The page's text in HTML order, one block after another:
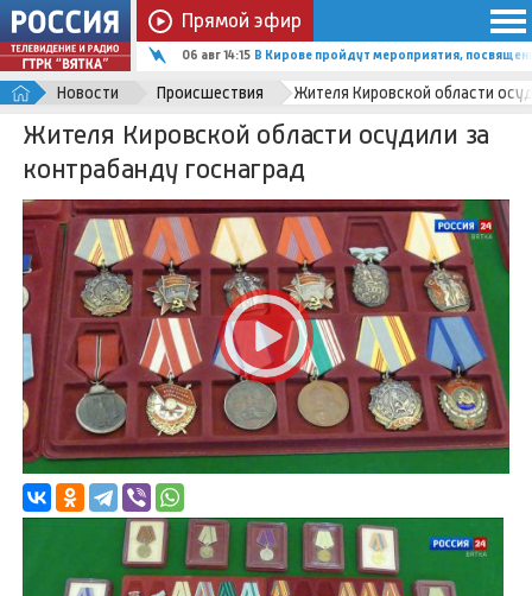
Прямой эфир
06 авг 14:15 В Кирове пройдут мероприятия,
Новости Происшествия Жителя Кировской области
Жителя Кировской области осудили за
контрабанду госнаград